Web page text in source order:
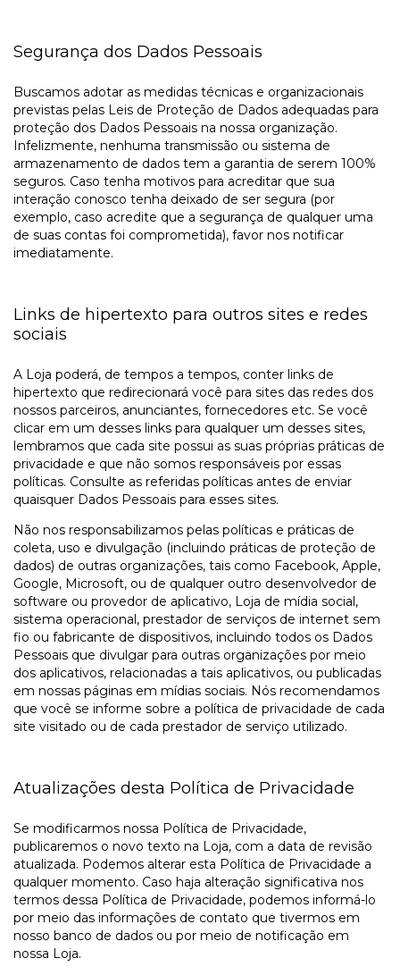
Segurança dos Dados Pessoais
Buscamos adotar as medidas técnicas e organizacionais
previstas pelas Leis de Proteção de Dados adequadas para
proteção dos Dados Pessoais na nossa organização.
Infelizmente, nenhuma transmissão ou sistema de
armazenamento de dados tem a garantia de serem 100%
seguros. Caso tenha motivos para acreditar que sua
interação conosco tenha deixado de ser segura (por
exemplo, caso acredite que a segurança de qualquer uma
de suas contas foi comprometida), favor nos notificar
imediatamente.
Links de hipertexto para outros sites e redes
sociais
A Loja poderá, de tempos a tempos, conter links de
hipertexto que redirecionará você para sites das redes dos
nossos parceiros, anunciantes, fornecedores etc. Se você
clicar em um desses links para qualquer um desses sites,
lembramos que cada site possui as suas próprias práticas de
privacidade e que não somos responsáveis por essas
políticas. Consulte as referidas políticas antes de enviar
quaisquer Dados Pessoais para esses sites.
Não nos responsabilizamos pelas políticas e práticas de
coleta, uso e divulgação (incluindo práticas de proteção de
dados) de outras organizações, tais como Facebook, Apple,
Google, Microsoft, ou de qualquer outro desenvolvedor de
software ou provedor de aplicativo, Loja de mídia social,
sistema operacional, prestador de serviços de internet sem
fio ou fabricante de dispositivos, incluindo todos os Dados
Pessoais que divulgar para outras organizações por meio
dos aplicativos, relacionadas a tais aplicativos, ou publicadas
em nossas páginas em mídias sociais. Nós recomendamos
que você se informe sobre a política de privacidade de cada
site visitado ou de cada prestador de serviço utilizado.
Atualizações desta Política de Privacidade
Se modificarmos nossa Política de Privacidade,
publicaremos o novo texto na Loja, com a data de revisão
atualizada. Podemos alterar esta Política de Privacidade a
qualquer momento. Caso haja alteração significativa nos
termos dessa Política de Privacidade, podemos informá-lo
por meio das informações de contato que tivermos em
nosso banco de dados ou por meio de notificação em
nossa Loja.